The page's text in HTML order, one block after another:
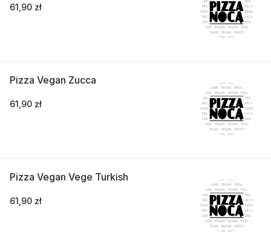
61,90 zł
Pizza Vegan Zucca
61,90 zł
Pizza Vegan Vege Turkish
61,90 zł